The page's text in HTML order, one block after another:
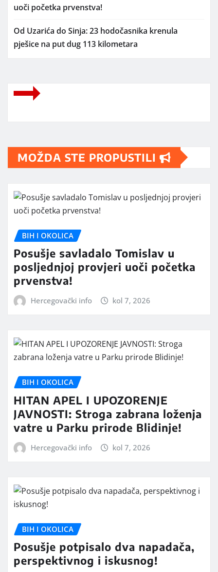
uoči početka prvenstva!
Od Uzarića do Sinja: 23 hodočasnika krenula
pješice na put dug 113 kilometara
MOŽDA STE PROPUSTILI
BIH I OKOLICA
Posušje savladalo Tomislav u
posljednjoj provjeri uoči početka
prvenstva!
Hercegovački info kol 7, 2026
BIH I OKOLICA
HITAN APEL I UPOZORENJE
JAVNOSTI: Stroga zabrana loženja
vatre u Parku prirode Blidinje!
Hercegovački info kol 7, 2026
BIH I OKOLICA
Posušje potpisalo dva napadača,
perspektivnog i iskusnog!